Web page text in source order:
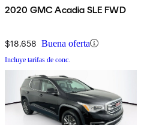
2020 GMC Acadia SLE FWD
$18,658 Buena oferta
Incluye tarifas de conc.